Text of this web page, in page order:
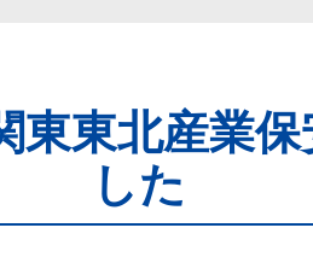
東北産業
した